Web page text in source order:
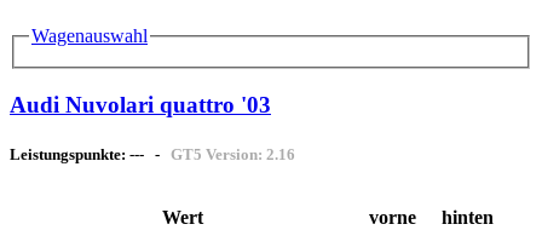
Wagenauswahl
Audi Nuvolari quattro '03
Leistungspunkte: --- - GT5 Version: 2.16
Wert vorne
hinten